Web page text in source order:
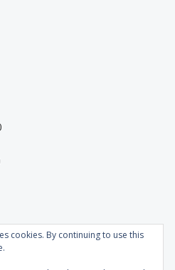
cookies. By continuing to use this